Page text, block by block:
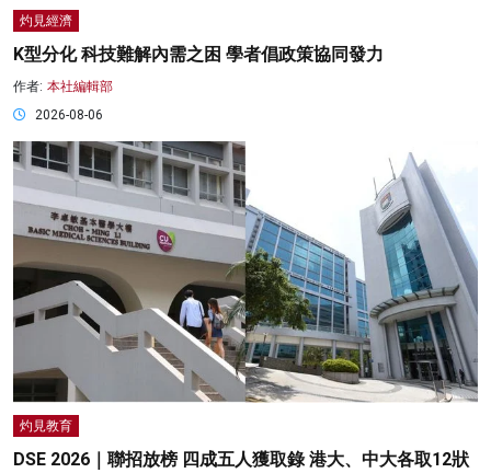
灼見經濟
K型分化 科技難解內需之困 學者倡政策協同發力
作者: 本社編輯部
2026-08-06
灼見教育
DSE 2026｜聯招放榜 四成五人獲取錄 港大、中大各取12狀